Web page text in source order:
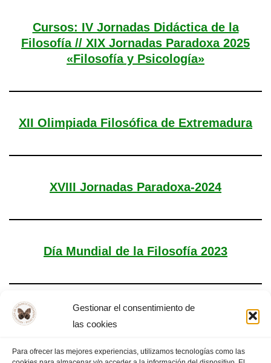
Gestionar el consentimiento de
las cookies
Para ofrecer las mejores experiencias, utilizamos tecnologías como las
Cursos: IV Jornadas Didáctica de la
Filosofía // XIX Jornadas Paradoxa 2025
«Filosofía y Psicología»
XII Olimpiada Filosófica de Extremadura
XVIII Jornadas Paradoxa-2024
Día Mundial de la Filosofía 2023
Asamblea General AFEX